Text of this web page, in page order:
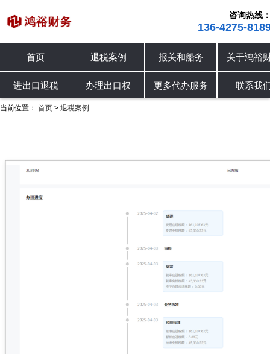
咨询热线
136-4275-
首页
进出口退税
退税案例
办理出口权
报关和船务
更多代办服务
关于鸿裕
联系我
进出口退税 退税案例 办理出口权
当前位置： 首页 > 退税案例